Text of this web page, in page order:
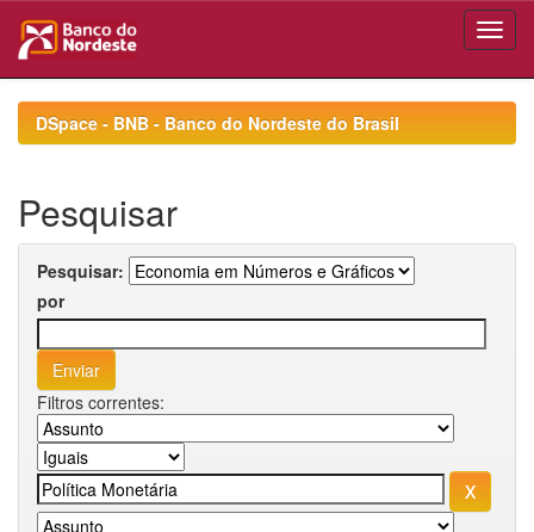
navigationDSpace - BNB - Banco do Nordeste do Brasil
Pesquisar
Pesquisar:
por
Filtros correntes: